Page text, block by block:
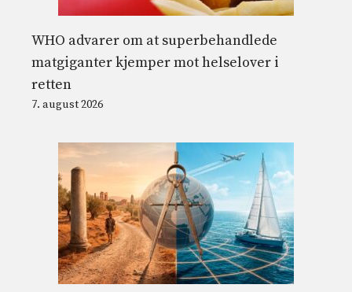
WHO advarer om at superbehandlede
matgiganter kjemper mot helselover i
retten
7. august 2026